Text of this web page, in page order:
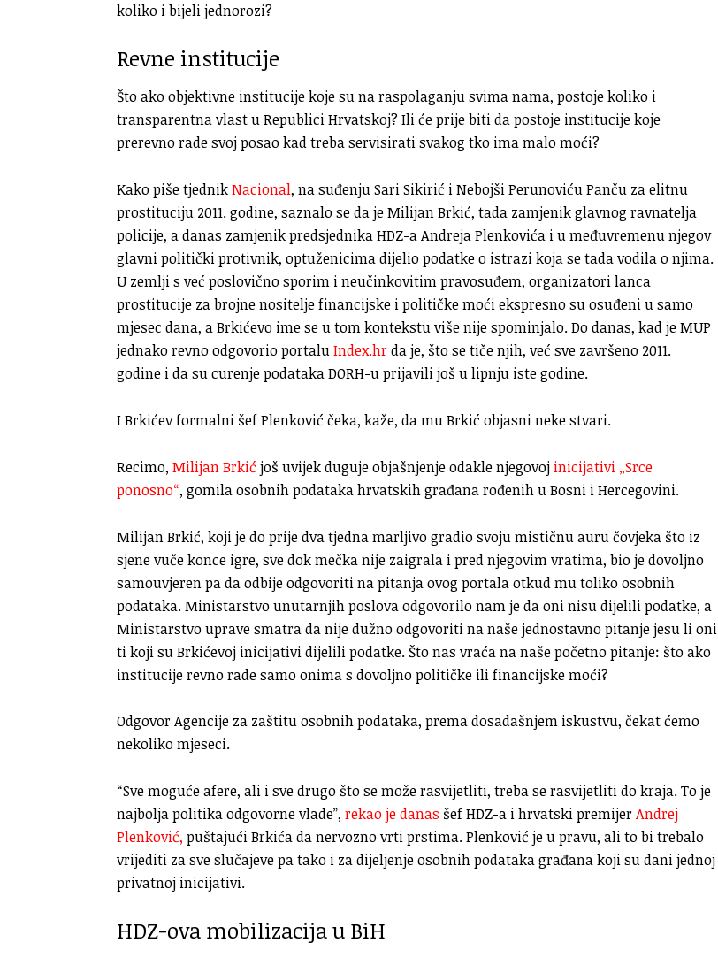
koliko i bijeli jednorozi?
Revne institucije
Što ako objektivne institucije koje su na raspolaganju svima nama, postoje koliko i
transparentna vlast u Republici Hrvatskoj? Ili će prije biti da postoje institucije koje
prerevno rade svoj posao kad treba servisirati svakog tko ima malo moći?
Kako piše tjednikNacional, na suđenju Sari Sikirić i Nebojši Perunoviću Panču za elitnu
prostituciju 2011. godine, saznalo se da je Milijan Brkić, tada zamjenik glavnog ravnatelja
policije, a danas zamjenik predsjednika HDZ-a Andreja Plenkovića i u međuvremenu njegov
glavni politički protivnik, optuženicima dijelio podatke o istrazi koja se tada vodila o njima.
U zemlji s već poslovično sporim i neučinkovitim pravosuđem, organizatori lanca
prostitucije za brojne nositelje financijske i političke moći ekspresno su osuđeni u samo
mjesec dana, a Brkićevo ime se u tom kontekstu više nije spominjalo. Do danas, kad je MUP
jednako revno odgovorio portaluIndex.hrda je, što se tiče njih, već sve završeno 2011.
godine i da su curenje podataka DORH-u prijavili još u lipnju iste godine.
I Brkićev formalni šef Plenković čeka, kaže, da mu Brkić objasni neke stvari.
Recimo, Milijan Brkić još uvijek duguje objašnjenje odakle njegovoj inicijativi „Srce
ponosno“, gomila osobnih podataka hrvatskih građana rođenih u Bosni i Hercegovini.
Milijan Brkić, koji je do prije dva tjedna marljivo gradio svoju mističnu auru čovjeka što iz
sjene vuče konce igre, sve dok mečka nije zaigrala i pred njegovim vratima, bio je dovoljno
samouvjeren pa da odbije odgovoriti na pitanja ovog portala otkud mu toliko osobnih
podataka. Ministarstvo unutarnjih poslova odgovorilo nam je da oni nisu dijelili podatke, a
Ministarstvo uprave smatra da nije dužno odgovoriti na naše jednostavno pitanje jesu li oni
ti koji su Brkićevoj inicijativi dijelili podatke. Što nas vraća na naše početno pitanje: što ako
institucije revno rade samo onima s dovoljno političke ili financijske moći?
Odgovor Agencije za zaštitu osobnih podataka, prema dosadašnjem iskustvu, čekat ćemo
nekoliko mjeseci.
“Sve moguće afere, ali i sve drugo što se može rasvijetliti, treba se rasvijetliti do kraja. To je
najbolja politika odgovorne vlade”, rekao je danas šef HDZ-a i hrvatski premijerAndrej
Plenković, puštajući Brkića da nervozno vrti prstima. Plenković je u pravu, ali to bi trebalo
vrijediti za sve slučajeve pa tako i za dijeljenje osobnih podataka građana koji su dani jednoj
privatnoj inicijativi.
HDZ-ova mobilizacija u BiH